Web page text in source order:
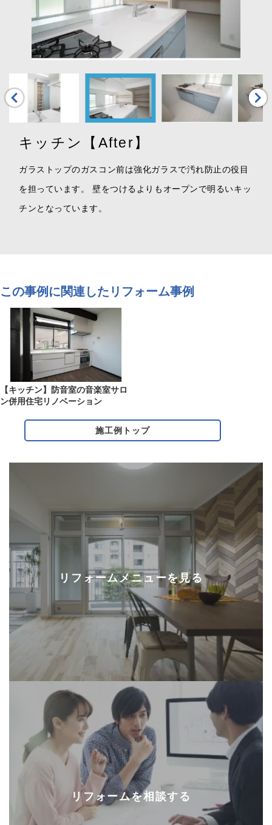
キッチン【After】
ガラストップのガスコン前は強化ガラスで汚れ防止の役目
を担っています。 壁をつけるよりもオープンで明るいキッ
チンとなっています。
この事例に関連したリフォーム事例
【キッチン】防音室の音楽室サロ
ン併用住宅リノベーション
施工例トップ
リフォームメニューを見る
リフォームを相談する